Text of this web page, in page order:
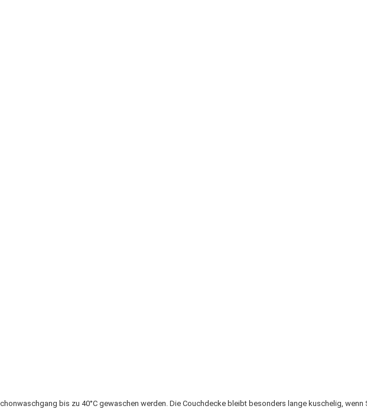
bis zu 40°C gewaschen werden. Die Couchdecke bleibt besonders lange kuschelig, wenn